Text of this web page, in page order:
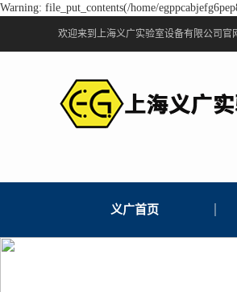
Warning: file_put_contents(/home/
欢迎来到 上海义广实验室设备有限公司 官
义广首页